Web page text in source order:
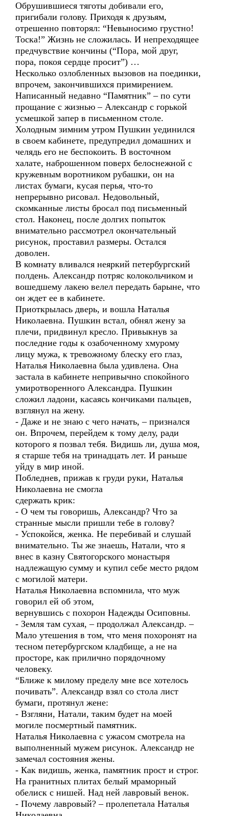
Обрушившиеся тяготы добивали его,
пригибали голову. Приходя к друзьям,
отрешенно повторял: “Невыносимо грустно!
Тоска!” Жизнь не сложилась. И непреходящее
предчувствие кончины (“Пора, мой друг,
пора, покоя сердце просит”) …
Несколько озлобленных вызовов на поединки,
впрочем, закончившихся примирением.
Написанный недавно “Памятник” – по сути
прощание с жизнью – Александр с горькой
усмешкой запер в письменном столе.
Холодным зимним утром Пушкин уединился
в своем кабинете, предупредил домашних и
челядь его не беспокоить. В восточном
халате, наброшенном поверх белоснежной с
кружевным воротником рубашки, он на
листах бумаги, кусая перья, что-то
непрерывно рисовал. Недовольный,
скомканные листы бросал под письменный
стол. Наконец, после долгих попыток
внимательно рассмотрел окончательный
рисунок, проставил размеры. Остался
доволен.
В комнату вливался неяркий петербургский
полдень. Александр потряс колокольчиком и
вошедшему лакею велел передать барыне, что
он ждет ее в кабинете.
Приоткрылась дверь, и вошла Наталья
Николаевна. Пушкин встал, обнял жену за
плечи, придвинул кресло. Привыкнув за
последние годы к озабоченному хмурому
лицу мужа, к тревожному блеску его глаз,
Наталья Николаевна была удивлена. Она
застала в кабинете непривычно спокойного
умиротворенного Александра. Пушкин
сложил ладони, касаясь кончиками пальцев,
взглянул на жену.
- Даже и не знаю с чего начать, – признался
он. Впрочем, перейдем к тому делу, ради
которого я позвал тебя. Видишь ли, душа моя,
я старше тебя на тринадцать лет. И раньше
уйду в мир иной.
Побледнев, прижав к груди руки, Наталья
Николаевна не смогла
сдержать крик:
- О чем ты говоришь, Александр? Что за
странные мысли пришли тебе в голову?
- Успокойся, женка. Не перебивай и слушай
внимательно. Ты же знаешь, Натали, что я
внес в казну Святогорского монастыря
надлежащую сумму и купил себе место рядом
с могилой матери.
Наталья Николаевна вспомнила, что муж
говорил ей об этом,
вернувшись с похорон Надежды Осиповны.
- Земля там сухая, – продолжал Александр. –
Мало утешения в том, что меня похоронят на
тесном петербургском кладбище, а не на
просторе, как прилично порядочному
человеку.
“Ближе к милому пределу мне все хотелось
почивать”. Александр взял со стола лист
бумаги, протянул жене:
- Взгляни, Натали, таким будет на моей
могиле посмертный памятник.
Наталья Николаевна с ужасом смотрела на
выполненный мужем рисунок. Александр не
замечал состояния жены.
- Как видишь, женка, памятник прост и строг.
На гранитных плитах белый мраморный
обелиск с нишей. Над ней лавровый венок.
- Почему лавровый? – пролепетала Наталья